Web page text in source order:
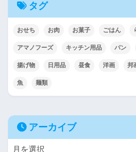
タグ
おせち お肉 お菓子 ごはん
アマノフーズ キッチン用品 パン
揚げ物 日用品 昼食 洋画 邦
魚 麺類
アーカイブ